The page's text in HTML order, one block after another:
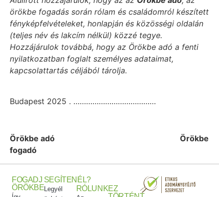
örökbe fogadás során rólam és családomról készített
fényképfelvételeket, honlapján és közösségi oldalán
(teljes név és lakcím nélkül) közzé tegye.
Hozzájárulok továbbá, hogy az Örökbe adó a fenti
nyilatkozatban foglalt személyes adataimat,
kapcsolattartás céljából tárolja.
Budapest 2025 . …………………………………
Örökbe adó Örökbe
fogadó
FOGADJ
ÖRÖKBE
SEGÍTENÉL?
Legyél
RÓLUNKEZ